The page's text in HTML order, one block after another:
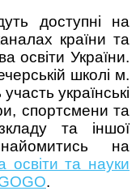
доступні на
країни та
освіти України.
школі м.
українські
спортсмени та
та іншої
на
освіти та науки
.